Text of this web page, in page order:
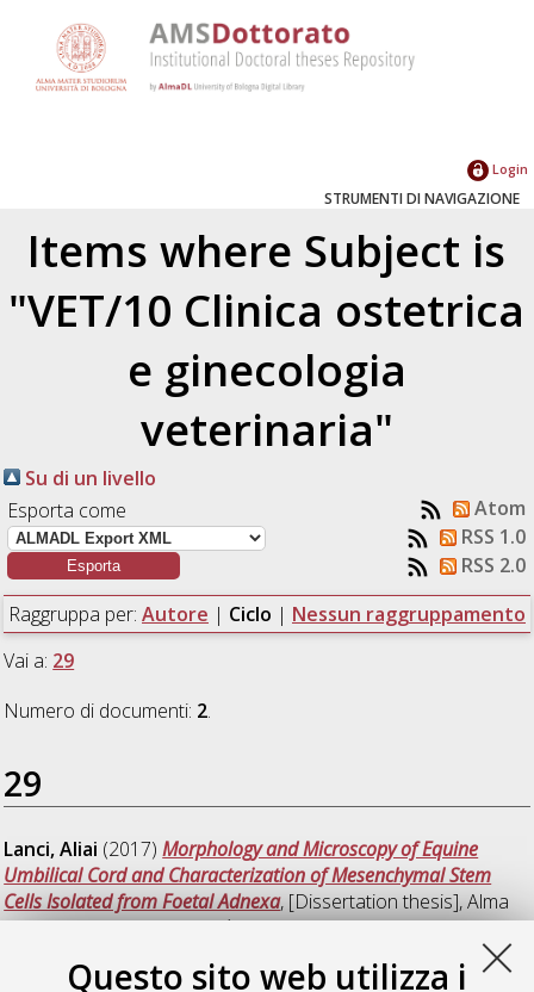
Questo sito web utilizza i
Login
STRUMENTI DI NAVIGAZIONE
Items where Subject is
"VET/10 Clinica ostetrica
e ginecologia
veterinaria"
Su di un livello
Esporta come
Atom
RSS 1.0
RSS 2.0
Raggruppa per: Autore | Ciclo | Nessun raggruppamento
Vai a: 29
Numero di documenti: 2.
29
Lanci, Aliai (2017)Morphology and Microscopy of Equine
Umbilical Cord and Characterization of Mesenchymal Stem
Cells Isolated from Foetal Adnexa, [Dissertation thesis], Alma
Mater Studiorum Università di Bologna. Dottorato di ricerca in
10.6092/unibo/amsdottorato/7890.